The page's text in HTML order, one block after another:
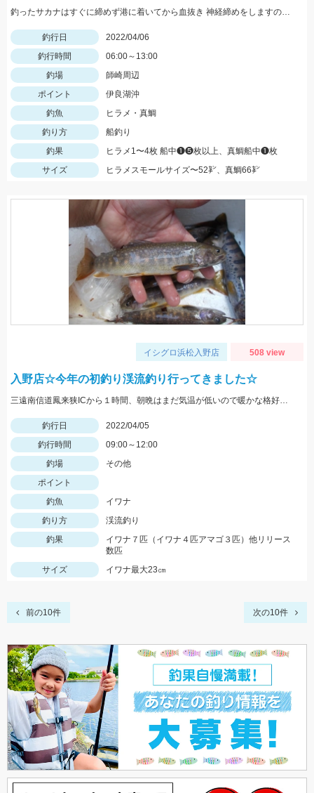
釣ったサカナはすぐに締めず港に着いてから血抜き 神経締めをしますので旨さ 食感が違い過ぎますッ‼︎
釣行日
2022/04/06
釣行時間
06:00～13:00
釣場
師崎周辺
ポイント
伊良湖沖
釣魚
ヒラメ・真鯛
釣り方
船釣り
釣果
ヒラメ1〜4枚 船中❶❺枚以上、真鯛船中❶枚
サイズ
ヒラメスモールサイズ〜52㌢、真鯛66㌢
イシグロ浜松入野店 508 view
入野店☆今年の初釣り渓流釣り行ってきました☆
三遠南信道鳳来狭ICから１時間、朝晩はまだ気温が低いので暖かな格好で出かけて下さい。
釣行日
2022/04/05
釣行時間
09:00～12:00
釣場
その他
ポイント
釣魚
イワナ
釣り方
渓流釣り
釣果
イワナ７匹（イワナ４匹アマゴ３匹）他リリース
数匹
サイズ
イワナ最大23㎝
前の10件 次の10件